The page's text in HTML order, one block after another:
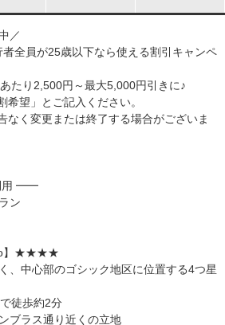
／
全員が25歳以下なら使える割引キャンペ
たり2,500円～最大5,000円引きに♪
望」とご記入ください。
なく変更または終了する場合がございま
用 ━━
ン
】★★★★
、中心部のゴシック地区に位置する4つ星
徒歩約2分
ブラス通り近くの立地